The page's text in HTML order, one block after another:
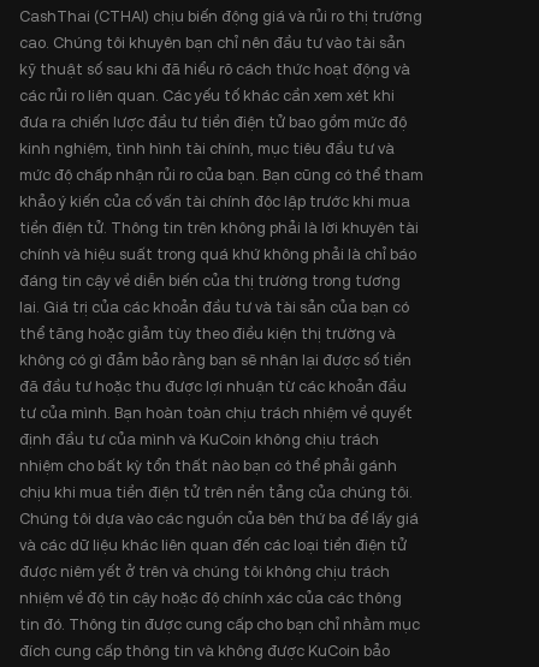
CashThai (CTHAI) chịu biến động giá và rủi ro thị trường
cao. Chúng tôi khuyên bạn chỉ nên đầu tư vào tài sản
kỹ thuật số sau khi đã hiểu rõ cách thức hoạt động và
các rủi ro liên quan. Các yếu tố khác cần xem xét khi
đưa ra chiến lược đầu tư tiền điện tử bao gồm mức độ
kinh nghiệm, tình hình tài chính, mục tiêu đầu tư và
mức độ chấp nhận rủi ro của bạn. Bạn cũng có thể tham
khảo ý kiến của cố vấn tài chính độc lập trước khi mua
tiền điện tử. Thông tin trên không phải là lời khuyên tài
chính và hiệu suất trong quá khứ không phải là chỉ báo
đáng tin cậy về diễn biến của thị trường trong tương
lai. Giá trị của các khoản đầu tư và tài sản của bạn có
thể tăng hoặc giảm tùy theo điều kiện thị trường và
không có gì đảm bảo rằng bạn sẽ nhận lại được số tiền
đã đầu tư hoặc thu được lợi nhuận từ các khoản đầu
tư của mình. Bạn hoàn toàn chịu trách nhiệm về quyết
định đầu tư của mình và KuCoin không chịu trách
nhiệm cho bất kỳ tổn thất nào bạn có thể phải gánh
chịu khi mua tiền điện tử trên nền tảng của chúng tôi.
Chúng tôi dựa vào các nguồn của bên thứ ba để lấy giá
và các dữ liệu khác liên quan đến các loại tiền điện tử
được niêm yết ở trên và chúng tôi không chịu trách
nhiệm về độ tin cậy hoặc độ chính xác của các thông
tin đó. Thông tin được cung cấp cho bạn chỉ nhằm mục
đích cung cấp thông tin và không được KuCoin bảo